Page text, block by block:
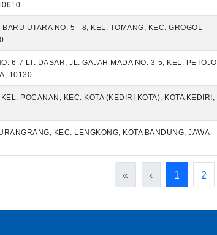
UTARA NO. 5 - 8, KEL. TOMANG, KEC. GROGOL
6-7 LT. DASAR, JL. GAJAH MADA NO. 3-5, KEL. PETOJO
10130
POCANAN, KEC. KOTA (KEDIRI KOTA), KOTA KEDIRI,
KEC. LENGKONG, KOTA BANDUNG, JAWA
« ‹ 1 2